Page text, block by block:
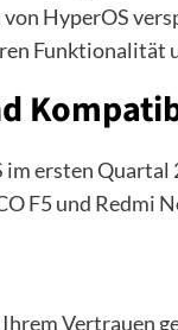
HyperOS
Funktionalität
ersten
F5 und Redmi
Vertrauen